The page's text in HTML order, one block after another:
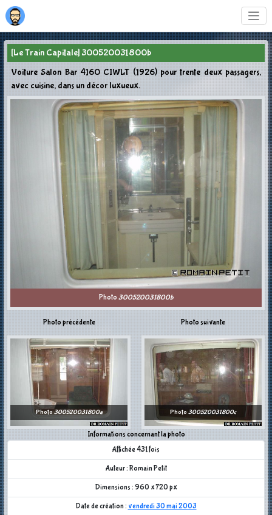
[Le Train Capitale] 300520031800b
Voiture Salon Bar 4160 CIWLT (1926) pour trente deux passagers,
avec cuisine, dans un décor luxueux.
Photo 300520031800b
Photo précédente
Photo300520031800a
Informations concernant la photo
Affichée 431 fois
Auteur : Romain Petit
Dimensions : 960 x 720 px
Date de création : vendredi 30 mai 2003
Photo suivante
Photo 300520031800c